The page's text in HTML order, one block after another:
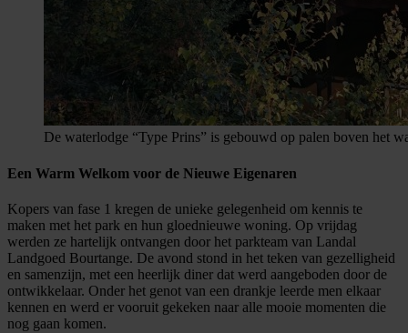
De waterlodge “Type Prins” is gebouwd op palen boven het
Een Warm Welkom voor de Nieuwe Eigenaren
Kopers van fase 1 kregen de unieke gelegenheid om kennis te
maken met het park en hun gloednieuwe woning. Op vrijdag
werden ze hartelijk ontvangen door het parkteam van Landal
Landgoed Bourtange. De avond stond in het teken van gezelligheid
en samenzijn, met een heerlijk diner dat werd aangeboden door de
ontwikkelaar. Onder het genot van een drankje leerde men elkaar
kennen en werd er vooruit gekeken naar alle mooie momenten die
nog gaan komen.